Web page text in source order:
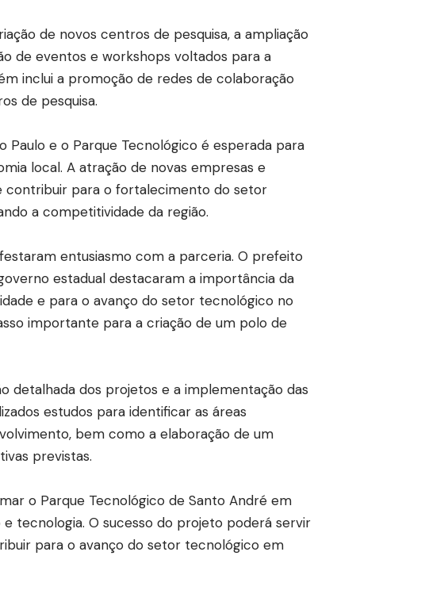
de novos centros de pesquisa, a ampliação
de eventos e workshops voltados para a
inclui a promoção de redes de colaboração
de pesquisa.
Paulo e o Parque Tecnológico é esperada para
local. A atração de novas empresas e
contribuir para o fortalecimento do setor
a competitividade da região.
entusiasmo com a parceria. O prefeito
estadual destacaram a importância da
e para o avanço do setor tecnológico no
importante para a criação de um polo de
detalhada dos projetos e a implementação das
estudos para identificar as áreas
bem como a elaboração de um
previstas.
o Parque Tecnológico de Santo André em
tecnologia. O sucesso do projeto poderá servir
para o avanço do setor tecnológico em